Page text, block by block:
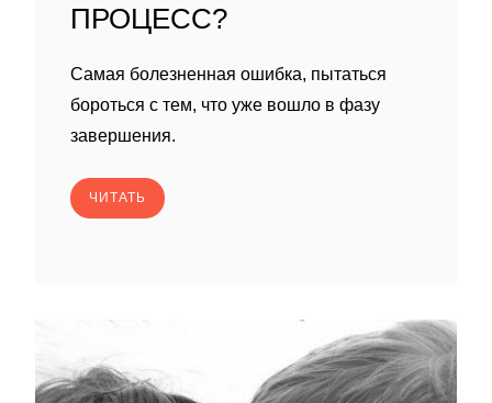
ПРОЦЕСС?
Самая болезненная ошибка, пытаться
бороться с тем, что уже вошло в фазу
завершения.
ЧИТАТЬ